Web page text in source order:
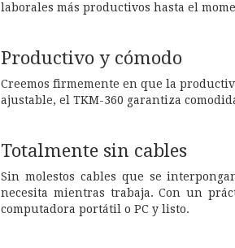
laborales más productivos hasta el
Productivo y cómodo
Creemos firmemente en que la
ajustable, el TKM-360 garantiza
Totalmente sin cables
Sin molestos cables que se
necesita mientras trabaja. Con un
computadora portátil o PC y listo.